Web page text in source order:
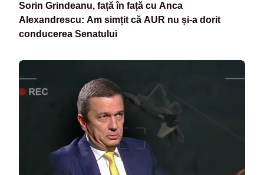
Sorin Grindeanu, față în față cu Anca
Alexandrescu: Am simțit că AUR nu și-a dorit
conducerea Senatului